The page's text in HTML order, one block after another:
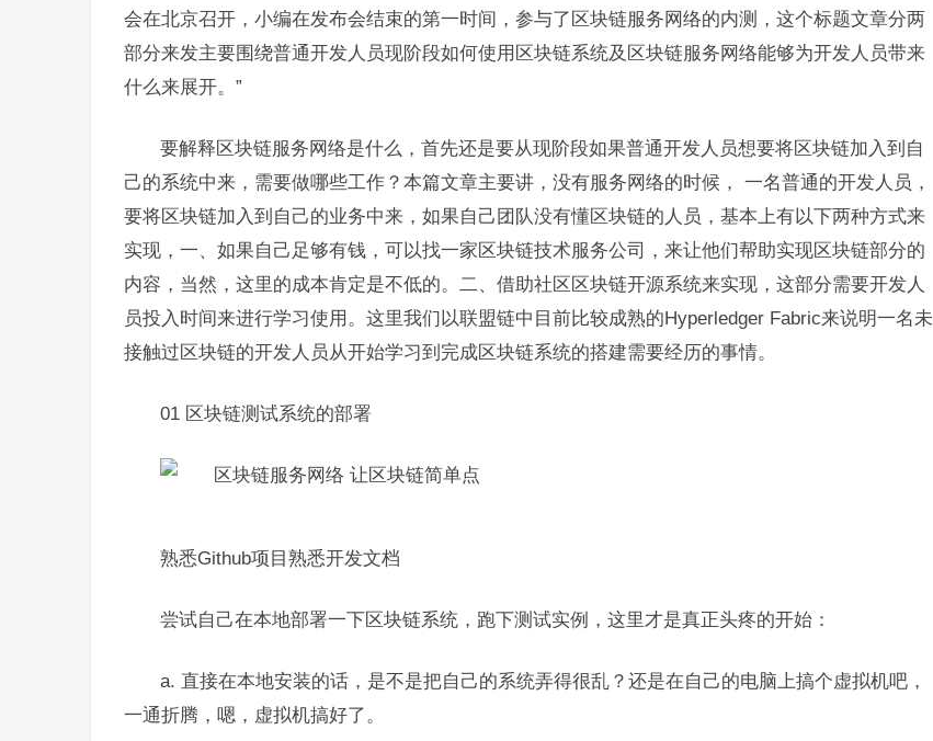
会在北京召开，小编在发布会结束的第一时间，参与了区块链服务网络的内测，这个标题文章分两
部分来发主要围绕普通开发人员现阶段如何使用区块链系统及区块链服务网络能够为开发人员带来
什么来展开。”
要解释区块链服务网络是什么，首先还是要从现阶段如果普通开发人员想要将区块链加入到自
己的系统中来，需要做哪些工作？本篇文章主要讲，没有服务网络的时候， 一名普通的开发人员，
要将区块链加入到自己的业务中来，如果自己团队没有懂区块链的人员，基本上有以下两种方式来
实现，一、如果自己足够有钱，可以找一家区块链技术服务公司，来让他们帮助实现区块链部分的
内容，当然，这里的成本肯定是不低的。二、借助社区区块链开源系统来实现，这部分需要开发人
员投入时间来进行学习使用。这里我们以联盟链中目前比较成熟的Hyperledger Fabric来说明一名未
接触过区块链的开发人员从开始学习到完成区块链系统的搭建需要经历的事情。
01 区块链测试系统的部署
熟悉Github项目熟悉开发文档
尝试自己在本地部署一下区块链系统，跑下测试实例，这里才是真正头疼的开始：
a. 直接在本地安装的话，是不是把自己的系统弄得很乱？还是在自己的电脑上搞个虚拟机吧，
一通折腾，嗯，虚拟机搞好了。